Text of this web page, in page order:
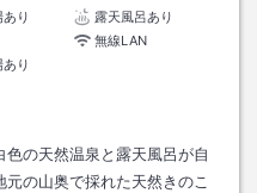
り
露天風呂あり
無線LAN
り
の天然温泉と露天風呂が自
の山奥で採れた天然きのこ